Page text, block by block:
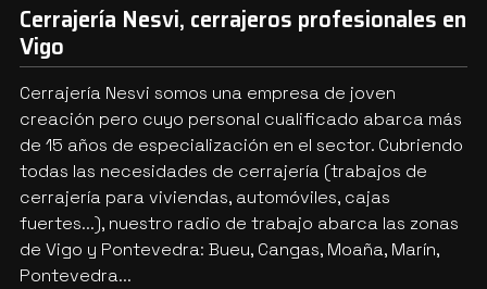
Cerrajería Nesvi, cerrajeros profesionales en
Vigo
Cerrajería Nesvi somos una empresa de joven
creación pero cuyo personal cualificado abarca más
de 15 años de especialización en el sector. Cubriendo
todas las necesidades de cerrajería (trabajos de
cerrajería para viviendas, automóviles, cajas
fuertes...), nuestro radio de trabajo abarca las zonas
de Vigo y Pontevedra: Bueu, Cangas, Moaña, Marín,
Pontevedra...